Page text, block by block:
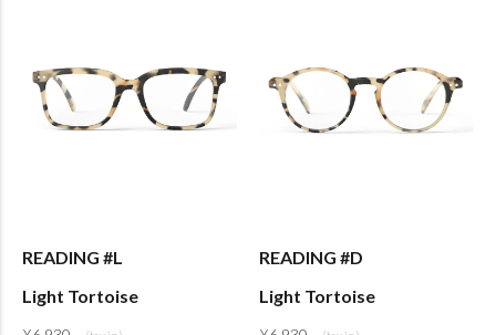
READING #L
Light Tortoise
READING #D
Light Tortoise